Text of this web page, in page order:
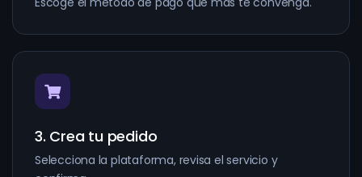
3. Crea tu pedido
Selecciona la plataforma, revisa el servicio y